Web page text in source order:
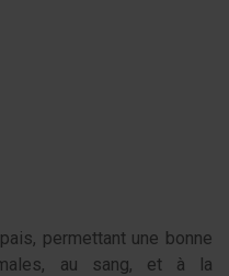
permettant une bonne
au sang, et à la